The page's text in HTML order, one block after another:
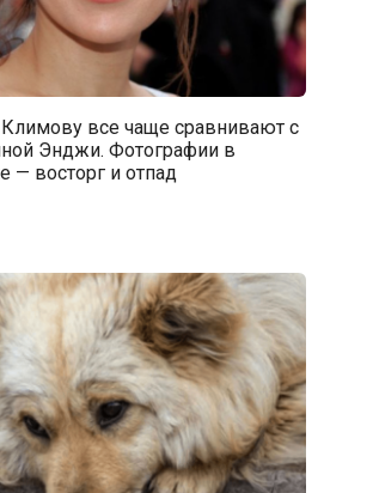
Климову все чаще сравнивают с
Энджи. Фотографии в
— восторг и отпад